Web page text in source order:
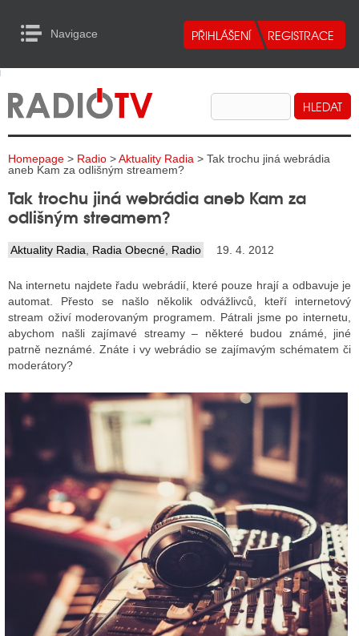
Navigace
RADIA
TELEVIZE
INTERNET
TISK
RADIA
RÁDIÍ
RÁDIÍ
VYSÍLAČE
INTERNET
STRÁNKY RÁDIÍ
STRÁNKY TV
to Content
Homepage > Radio >Aktuality Radia > Tak trochu jiná webrádia
aneb Kam za odlišným streamem?
Tak trochu jiná webrádia aneb Kam za
odlišným streamem?
Aktuality Radia Radia Obecné Radio 19. 4. 2012
Na internetu najdete řadu webrádií, které pouze hrají a odbavuje je
automat. Přesto se našlo několik odvážlivců, kteří internetový
stream oživí moderovaným programem. Pátrali jsme po internetu,
abychom našli zajímavé streamy – některé budou známé, jiné
patrně neznámé. Znáte i vy webrádio se zajímavým schématem či
moderátory?